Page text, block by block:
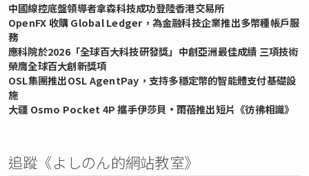
中國線控底盤領導者拿森科技成功登陸香港交易所
OpenFX 收購 Global Ledger，為金融科技企業推出多幣種帳戶服
務
應科院於2026「全球百大科技研發獎」中創亞洲最佳成績 三項技術
榮膺全球百大創新獎項
OSL集團推出OSL AgentPay，支持多穩定幣的智能體支付基礎設
施
大疆 Osmo Pocket 4P 攜手伊莎貝•雨蓓推出短片《彷彿相識》
追蹤《よしのん的網站教室》